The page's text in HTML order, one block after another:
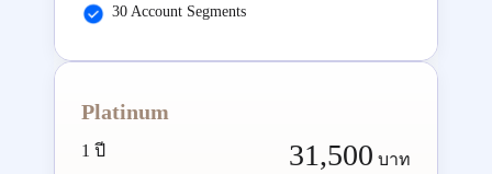
30 Account Segments
Platinum
1 ปี 31,500 บาท